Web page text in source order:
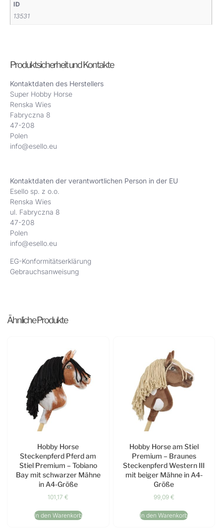
ID
13531
Produktsicherheit und Kontakte
Kontaktdaten des Herstellers
Super Hobby Horse
Renska Wies
Fabryczna 8
47-208
Polen
info@esello.eu
Kontaktdaten der verantwortlichen Person in der EU
Esello sp. z o.o.
Renska Wies
ul. Fabryczna 8
47-208
Polen
info@esello.eu
EG-Konformitätserklärung
Gebrauchsanweisung
Ähnliche Produkte
Hobby Horse
Steckenpferd Pferd am
Stiel Premium – Tobiano
Bay mit schwarzer Mähne
in A4-Größe
101,17€
In den Warenkorb
Hobby Horse am Stiel
Premium – Braunes
Steckenpferd Western III
mit beiger Mähne in A4-
Größe
99,09 €
In den Warenkorb